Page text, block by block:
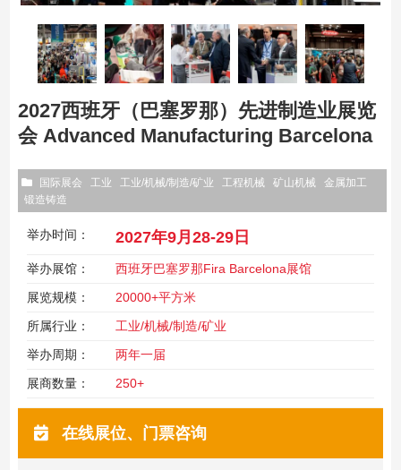
2027西班牙（巴塞罗那）先进制造业展览
会 Advanced Manufacturing Barcelona
国际展会 工业 工业/机械/制造/矿业 工程机械 矿山机械
金属加工
锻造铸造
举办时间： 2027年9月28-29日
举办展馆：
西班牙巴塞罗那Fira Barcelona展馆
展览规模：
20000+平方米
所属行业：
工业/机械/制造/矿业
举办周期：
两年一届
展商数量：
250+
在线展位、门票咨询